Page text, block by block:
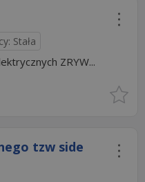
Stała
ZRYW...
tzw side